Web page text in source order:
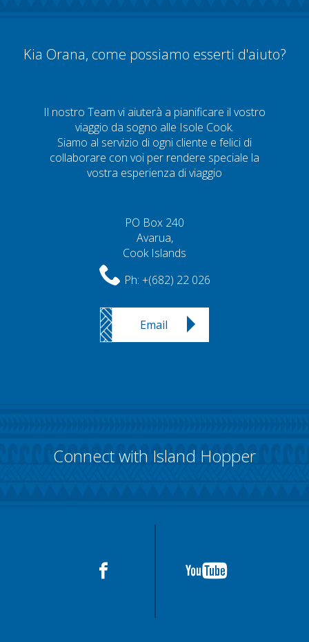
Kia Orana, come possiamo esserti d'aiuto?
Il nostro Team vi aiuterà a pianificare il vostro
viaggio da sogno alle Isole Cook.
Siamo al servizio di ogni cliente e felici di
collaborare con voi per rendere speciale la
vostra esperienza di viaggio
PO Box 240
Avarua,
Cook Islands
Ph: +(682) 22 026
Email
Connect with Island Hopper